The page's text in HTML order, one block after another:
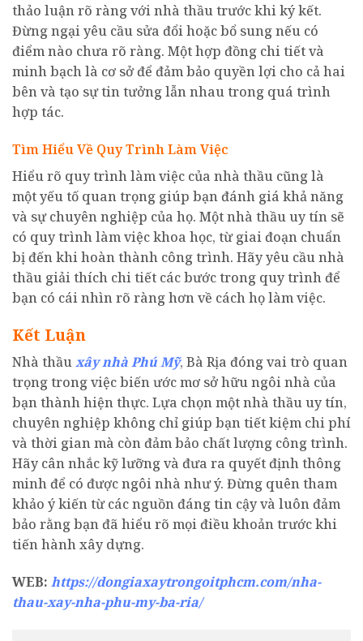
thảo luận rõ ràng với nhà thầu trước khi ký kết.
Đừng ngại yêu cầu sửa đổi hoặc bổ sung nếu có
điểm nào chưa rõ ràng. Một hợp đồng chi tiết và
minh bạch là cơ sở để đảm bảo quyền lợi cho cả hai
bên và tạo sự tin tưởng lẫn nhau trong quá trình
hợp tác.
Tìm Hiểu Về Quy Trình Làm Việc
Hiểu rõ quy trình làm việc của nhà thầu cũng là
một yếu tố quan trọng giúp bạn đánh giá khả năng
và sự chuyên nghiệp của họ. Một nhà thầu uy tín sẽ
có quy trình làm việc khoa học, từ giai đoạn chuẩn
bị đến khi hoàn thành công trình. Hãy yêu cầu nhà
thầu giải thích chi tiết các bước trong quy trình để
bạn có cái nhìn rõ ràng hơn về cách họ làm việc.
Kết Luận
Nhà thầuxây nhà Phú Mỹ, Bà Rịa đóng vai trò quan
trọng trong việc biến ước mơ sở hữu ngôi nhà của
bạn thành hiện thực. Lựa chọn một nhà thầu uy tín,
chuyên nghiệp không chỉ giúp bạn tiết kiệm chi phí
và thời gian mà còn đảm bảo chất lượng công trình.
Hãy cân nhắc kỹ lưỡng và đưa ra quyết định thông
minh để có được ngôi nhà như ý. Đừng quên tham
khảo ý kiến từ các nguồn đáng tin cậy và luôn đảm
bảo rằng bạn đã hiểu rõ mọi điều khoản trước khi
tiến hành xây dựng.
WEB: https://dongiaxaytrongoitphcm.com/nha-
thau-xay-nha-phu-my-ba-ria/